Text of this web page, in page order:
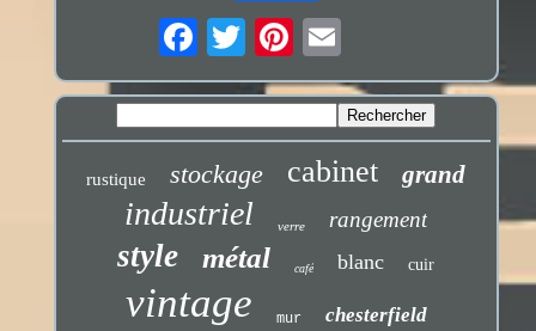
rustique stockage cabinet grand
industriel verre rangement
style métal café blanc cuir
vintage mur chesterfield